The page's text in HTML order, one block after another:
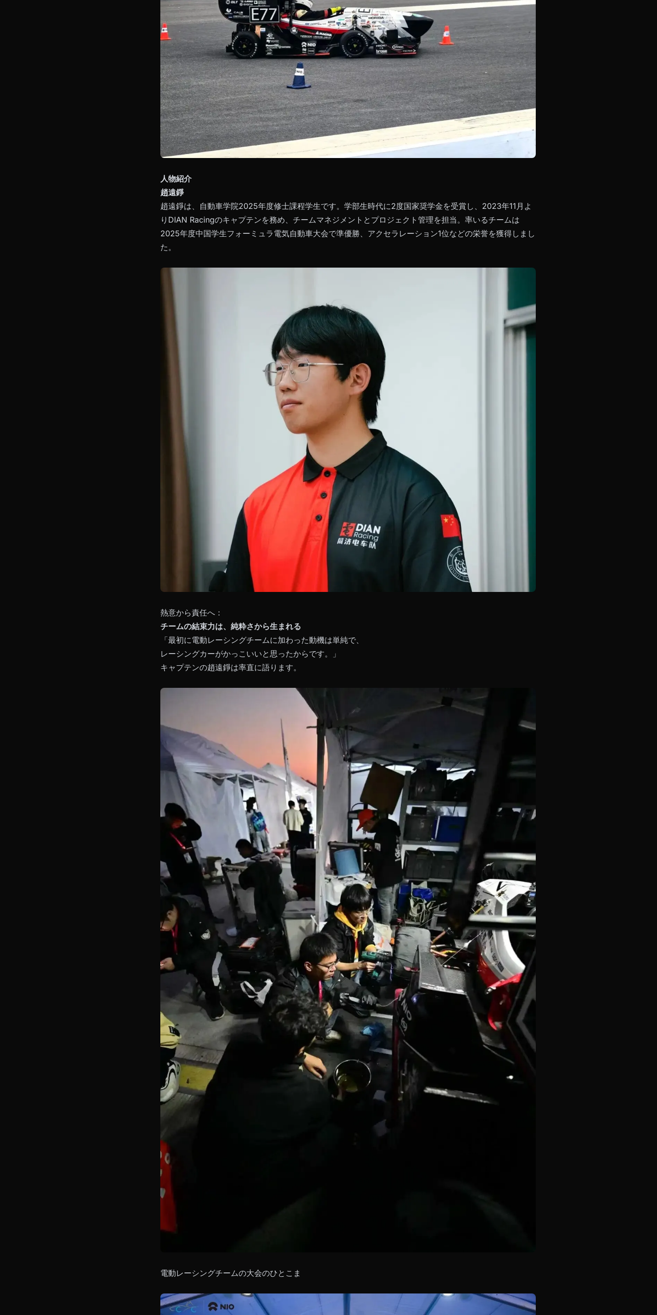
人物紹介
趙遠錚
趙遠錚は、自動車学院2025年度修士課程学生です。学部生時代に2度国家奨学金を受賞し、2023年11月よ
りDIAN Racingのキャプテンを務め、チームマネジメントとプロジェクト管理を担当。率いるチームは
2025年度中国学生フォーミュラ電気自動車大会で準優勝、アクセラレーション1位などの栄誉を獲得しまし
た。
熱意から責任へ：
チームの結束力は、純粋さから生まれる
「最初に電動レーシングチームに加わった動機は単純で、
レーシングカーがかっこいいと思ったからです。」
キャプテンの趙遠錚は率直に語ります。
電動レーシングチームの大会のひとこま